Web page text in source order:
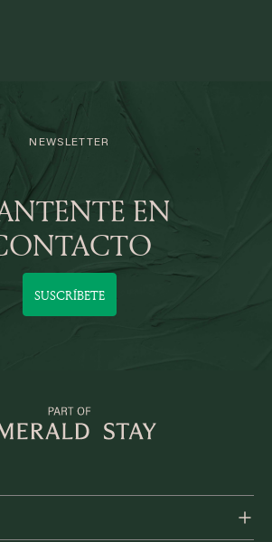
NEWSLETTER
EN
SUSCRÍBETE